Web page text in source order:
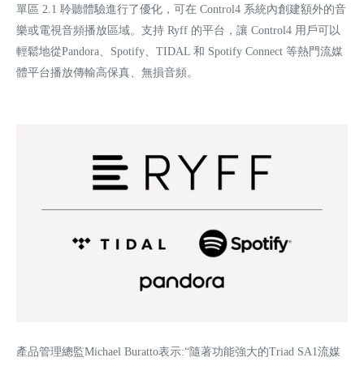
單區 2.1 聆聽體驗進行了優化，可在 Control4 系統內創建額外的音
樂或電視音頻播放區域。支持 Ryff 的平台，讓 Control4 用戶可以
輕鬆地從Pandora、Spotify、TIDAL 和 Spotify Connect 等熱門流媒
體平台播放傳輸高保真、無損音頻。
產品管理總監Michael Buratto表示:“隨著功能強大的Triad SA1流媒